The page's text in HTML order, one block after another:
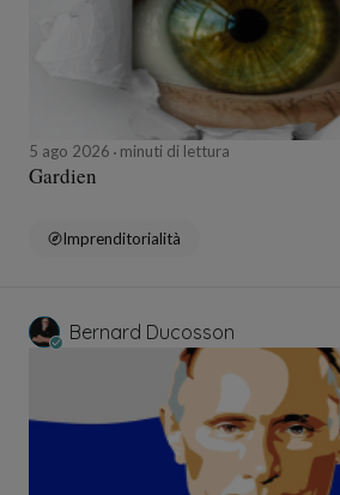
5 ago 2026 minuti di lettura
Gardien
Imprenditorialità
Bernard Ducosson